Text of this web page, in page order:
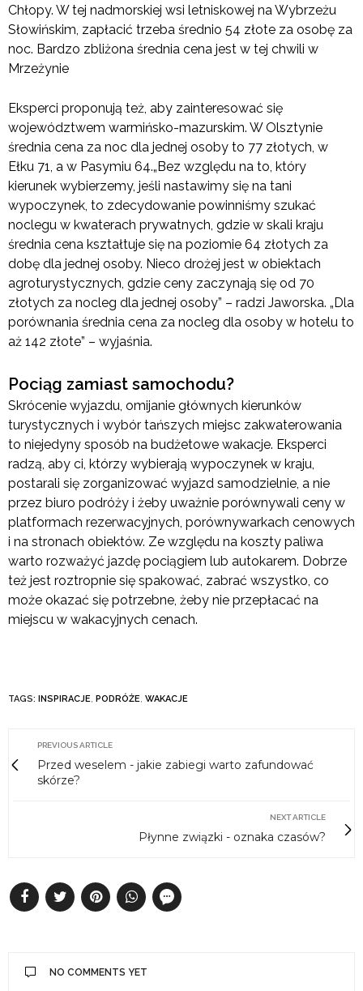
Chłopy. W tej nadmorskiej wsi letniskowej na Wybrzeżu
Słowińskim, zapłacić trzeba średnio 54 złote za osobę za
noc. Bardzo zbliżona średnia cena jest w tej chwili w
Mrzeżynie
Eksperci proponują też, aby zainteresować się
województwem warmińsko-mazurskim. W Olsztynie
średnia cena za noc dla jednej osoby to 77 złotych, w
Ełku 71, a w Pasymiu 64.„Bez względu na to, który
kierunek wybierzemy, jeśli nastawimy się na tani
wypoczynek, to zdecydowanie powinniśmy szukać
noclegu w kwaterach prywatnych, gdzie w skali kraju
średnia cena kształtuje się na poziomie 64 złotych za
dobę dla jednej osoby. Nieco drożej jest w obiektach
agroturystycznych, gdzie ceny zaczynają się od 70
złotych za nocleg dla jednej osoby” – radzi Jaworska. „Dla
porównania średnia cena za nocleg dla osoby w hotelu to
aż 142 złote” – wyjaśnia.
Pociąg zamiast samochodu?
Skrócenie wyjazdu, omijanie głównych kierunków
turystycznych i wybór tańszych miejsc zakwaterowania
to niejedyny sposób na budżetowe wakacje. Eksperci
radzą, aby ci, którzy wybierają wypoczynek w kraju,
postarali się zorganizować wyjazd samodzielnie, a nie
przez biuro podróży i żeby uważnie porównywali ceny w
platformach rezerwacyjnych, porównywarkach cenowych
i na stronach obiektów. Ze względu na koszty paliwa
warto rozważyć jazdę pociągiem lub autokarem. Dobrze
też jest roztropnie się spakować, zabrać wszystko, co
może okazać się potrzebne, żeby nie przepłacać na
miejscu w wakacyjnych cenach.
TAGS: INSPIRACJE, PODRÓŻE, WAKACJE
PREVIOUS ARTICLE
Przed weselem - jakie zabiegi warto zafundować
skórze?
NEXT ARTICLE
Płynne związki - oznaka czasów?
NO COMMENTS YET